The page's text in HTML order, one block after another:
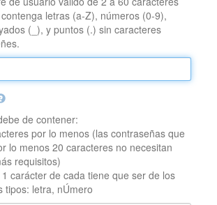
letras (a-Z), números (0-9),
(_), y puntos (.) sin caracteres
de contener:
por lo menos (las contraseñas que
lo menos 20 caracteres no necesitan
requisitos)
carácter de cada tiene que ser de los
tipos: letra, nÚmero